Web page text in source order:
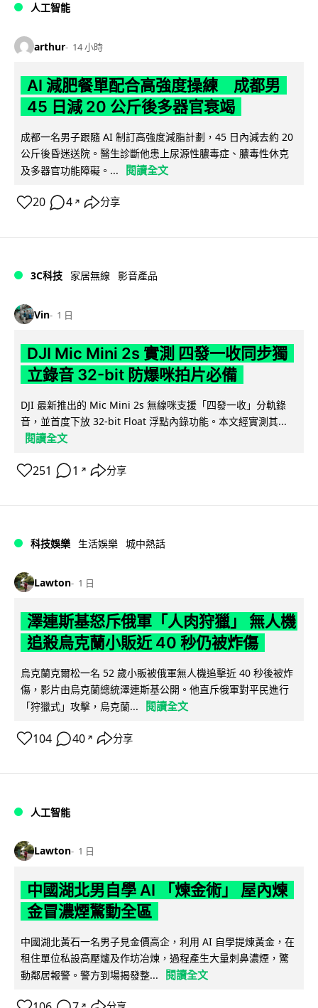
人工智能
arthur 14 小時
AI 減肥餐單配合高強度操練 成都男
45 日減 20 公斤後多器官衰竭
成都一名男子跟隨 AI 制訂高強度減脂計劃，45 日內減去約 20
公斤後昏迷送院。醫生診斷他患上尿源性膿毒症、膿毒性休克
及多器官功能障礙。...
閱讀全文
20 4 ↗ 分享
3C科技 家居無線 影音產品
Vin 1 日
DJI Mic Mini 2s 實測 四發一收同步獨
立錄音 32-bit 防爆咪拍片必備
DJI 最新推出的 Mic Mini 2s 無線咪支援「四發一收」分軌錄
音，並首度下放 32-bit Float 浮點內錄功能。本文經實測其...
閱讀全文
251 1 ↗ 分享
科技娛樂 生活娛樂 城中熱話
Lawton 1 日
澤連斯基怒斥俄軍「人肉狩獵」 無人機
追殺烏克蘭小販近 40 秒仍被炸傷
烏克蘭克爾松一名 52 歲小販被俄軍無人機追擊近 40 秒後被炸
傷，影片由烏克蘭總統澤連斯基公開。他直斥俄軍對平民進行
「狩獵式」攻擊，烏克蘭...
閱讀全文
104 40 ↗ 分享
人工智能
Lawton 1 日
中國湖北男自學 AI 「煉金術」 屋內煉
金冒濃煙驚動全區
中國湖北黃石一名男子見金價高企，利用 AI 自學提煉黃金，在
租住單位私設高壓爐及作坊冶煉，過程產生大量刺鼻濃煙，驚
動鄰居報警。警方到場揭發整...
閱讀全文